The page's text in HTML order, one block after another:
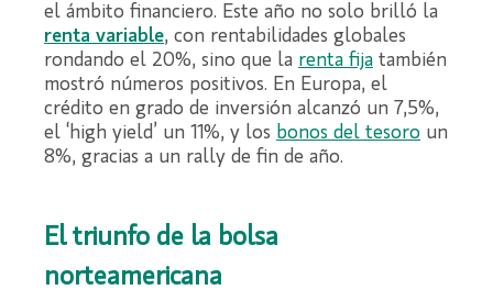
el ámbito financiero. Este año no solo brilló la
renta variable, con rentabilidades globales
rondando el 20%, sino que la renta fija también
mostró números positivos. En Europa, el
crédito en grado de inversión alcanzó un 7,5%,
el ‘high yield’ un 11%, y los bonos del tesoro un
8%, gracias a un rally de fin de año.
El triunfo de la bolsa
norteamericana